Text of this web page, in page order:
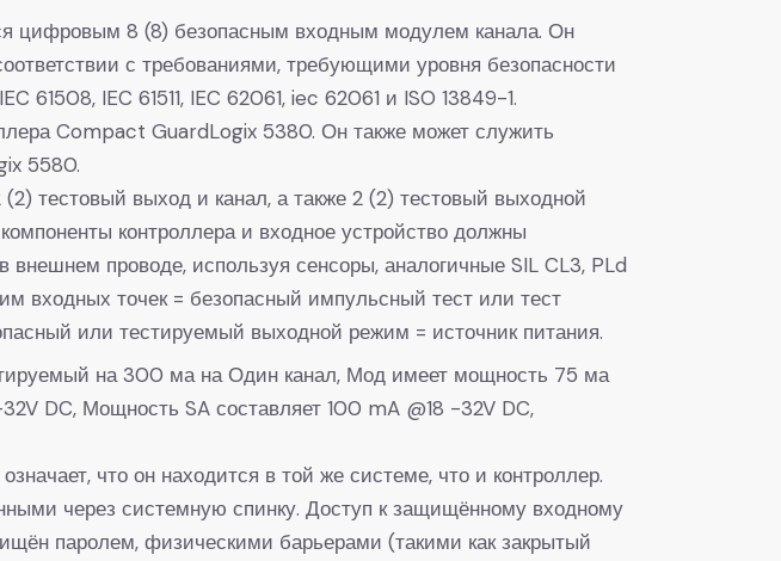
цифровым 8 (8) безопасным входным модулем канала. Он
с требованиями, требующими уровня безопасности
61508, IEC 61511, IEC 62061, iec 62061 и ISO 13849-1.
Compact GuardLogix 5380. Он также может служить
5580.
тестовый выход и канал, а также 2 (2) тестовый выходной
контроллера и входное устройство должны
внешнем проводе, используя сенсоры, аналогичные SIL CL3, PLd
входных точек = безопасный импульсный тест или тест
или тестируемый выходной режим = источник питания.
на 300 ма на Один канал, Мод имеет мощность 75 ма
DC, Мощность SA составляет 100 mA @18 -32V DC,
что он находится в той же системе, что и контроллер.
через системную спинку. Доступ к защищённому входному
паролем, физическими барьерами (такими как закрытый